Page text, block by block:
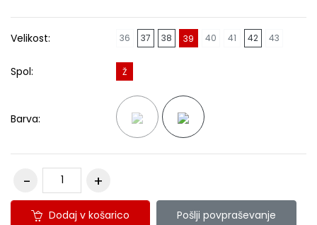
Velikost: 36 37 38 39 40 41 42 43
Spol: Ž
Barva:
Dodaj v košarico Pošlji povpraševanje